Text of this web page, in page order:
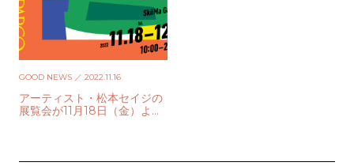
GOOD NEWS ／ 2022.11.16
アーティスト・松本セイジの
展覧会が11月18日（金）より